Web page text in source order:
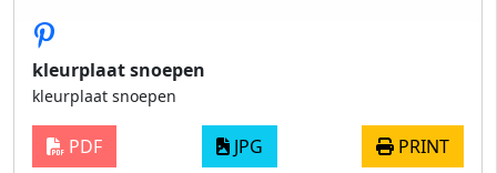
kleurplaat snoepen
kleurplaat snoepen
PDF JPG PRINT